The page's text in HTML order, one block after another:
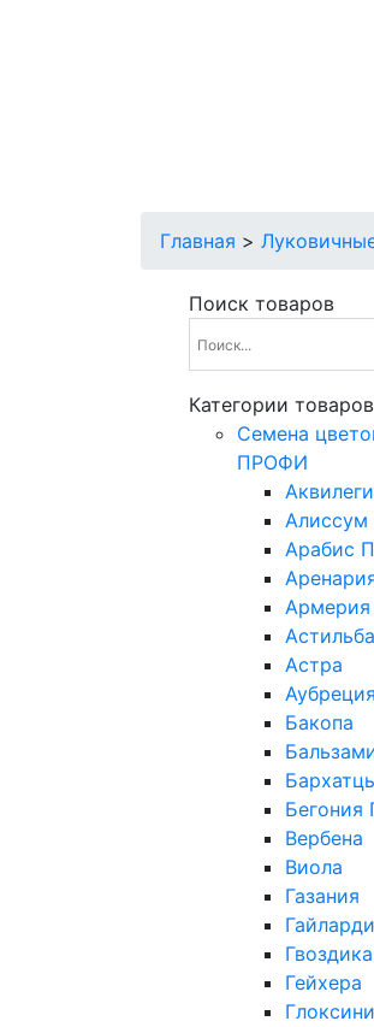
Главная >
Поиск товаров
Категории товаров
Cемена
ПРОФИ
Алиссум
Арабис
Армерия
Астильба
Астра
Аубреция
Бакопа
Вербена
Виола
Газания
Гвоздика
Гейхера